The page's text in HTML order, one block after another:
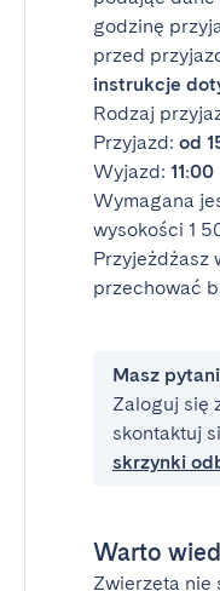
godzinę
przed
instrukcje
Rodzaj
Przyjazd: od
Wyjazd: 11:00
Wymagana
wysokości 1
Przyjeżdżasz
przechować
Masz
Zaloguj się
skontaktuj
skrzynki
Warto
Zwierzęta nie